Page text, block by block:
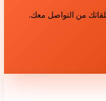
من التواصل معك.